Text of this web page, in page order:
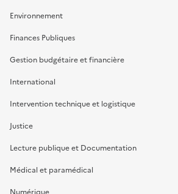
Environnement
Finances Publiques
Gestion budgétaire et financière
International
Intervention technique et logistique
Justice
Lecture publique et Documentation
Médical et paramédical